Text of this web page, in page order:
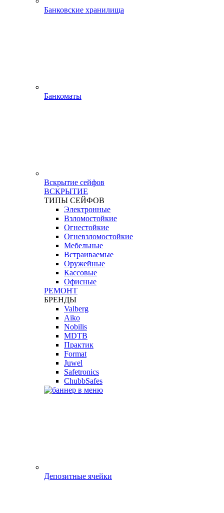
Банковские хранилища
Банкоматы
Вскрытие сейфов
ВСКРЫТИЕ
ТИПЫ СЕЙФОВ
Электронные
Взломостойкие
Огнестойкие
Огневзломостойкие
Мебельные
Встраиваемые
Оружейные
Кассовые
Офисные
РЕМОНТ
БРЕНДЫ
Valberg
Aiko
Nobilis
MDTB
Практик
Format
Juwel
Safetronics
ChubbSafes
Депозитные ячейки